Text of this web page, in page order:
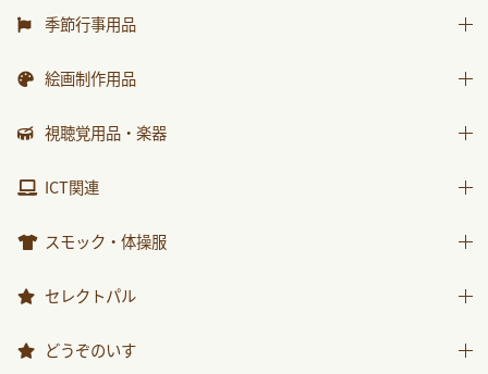
かんがえる
みんなともだち
2025年度月刊絵本
2026年度月刊絵本
運動遊具
季節行事用品
運動会用品
包装紙・紙袋
絵画制作用品
画材
視聴覚用品・楽器
視聴覚用品
ICT関連
ICT関連
スモック・体操服
スモック
セレクトパル
先生用ウェア
どうぞのいす